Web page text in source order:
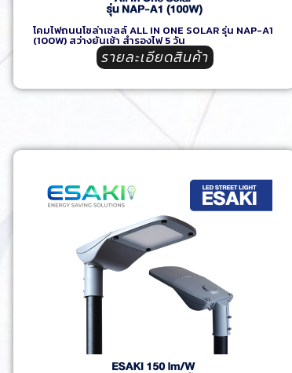
โคมไฟถนนโซล่าเซลล์ ALL IN ONE SOLAR รุ่น NAP-A1
(100W) สว่างยันเช้า สำรองไฟ 5 วัน
รายละเอียดสินค้า